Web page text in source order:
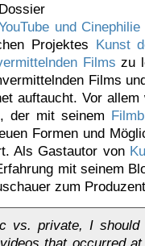
und Cinephilie
Projektes Kunst
Films zu
Films
auftaucht. Vor
der mit seinem
Formen und
Als Gastautor von
mit seinem
zum
vs. private, I should
that occurred